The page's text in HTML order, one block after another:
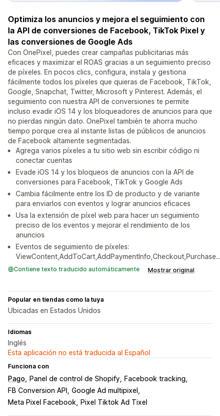
Optimiza los anuncios y mejora el seguimiento con
la API de conversiones de Facebook, TikTok Pixel y
las conversiones de Google Ads
Con OnePixel, puedes crear campañas publicitarias más
eficaces y maximizar el ROAS gracias a un seguimiento preciso
de píxeles. En pocos clics, configura, instala y gestiona
fácilmente todos los píxeles que quieras de Facebook, TikTok,
Google, Snapchat, Twitter, Microsoft y Pinterest. Además, el
seguimiento con nuestra API de conversiones te permite
incluso evadir iOS 14 y los bloqueadores de anuncios para que
no pierdas ningún dato. OnePixel también te ahorra mucho
tiempo porque crea al instante listas de públicos de anuncios
de Facebook altamente segmentadas.
Agrega varios píxeles a tu sitio web sin escribir código ni
conectar cuentas
Evade iOS 14 y los bloqueos de anuncios con la API de
conversiones para Facebook, TikTok y Google Ads
Cambia fácilmente entre los ID de producto y de variante
para enviarlos con eventos y lograr anuncios eficaces
Usa la extensión de píxel web para hacer un seguimiento
preciso de los eventos y mejorar el rendimiento de los
anuncios
Eventos de seguimiento de píxeles:
ViewContent,AddToCart,AddPaymentInfo,Checkout,Purchase...
Contiene texto traducido automáticamente Mostrar original
Popular en tiendas como la tuya
Ubicadas en Estados Unidos
Idiomas
Inglés
Esta aplicación no está traducida al Español
Funciona con
Pago Panel de control de Shopify
Facebook tracking
FB Conversion API
Google Ad multipixel
Meta Pixel Facebook
Pixel Tiktok Ad Tixel